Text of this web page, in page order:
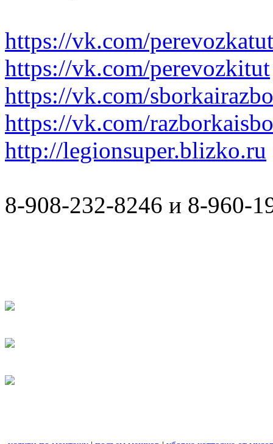
https://vk.com/perevozkatut
https://vk.com/perevozkitut
https://vk.com/
https://vk.com/
http://legionsuper.blizko.ru
8-908-232-8246 и 8-960-